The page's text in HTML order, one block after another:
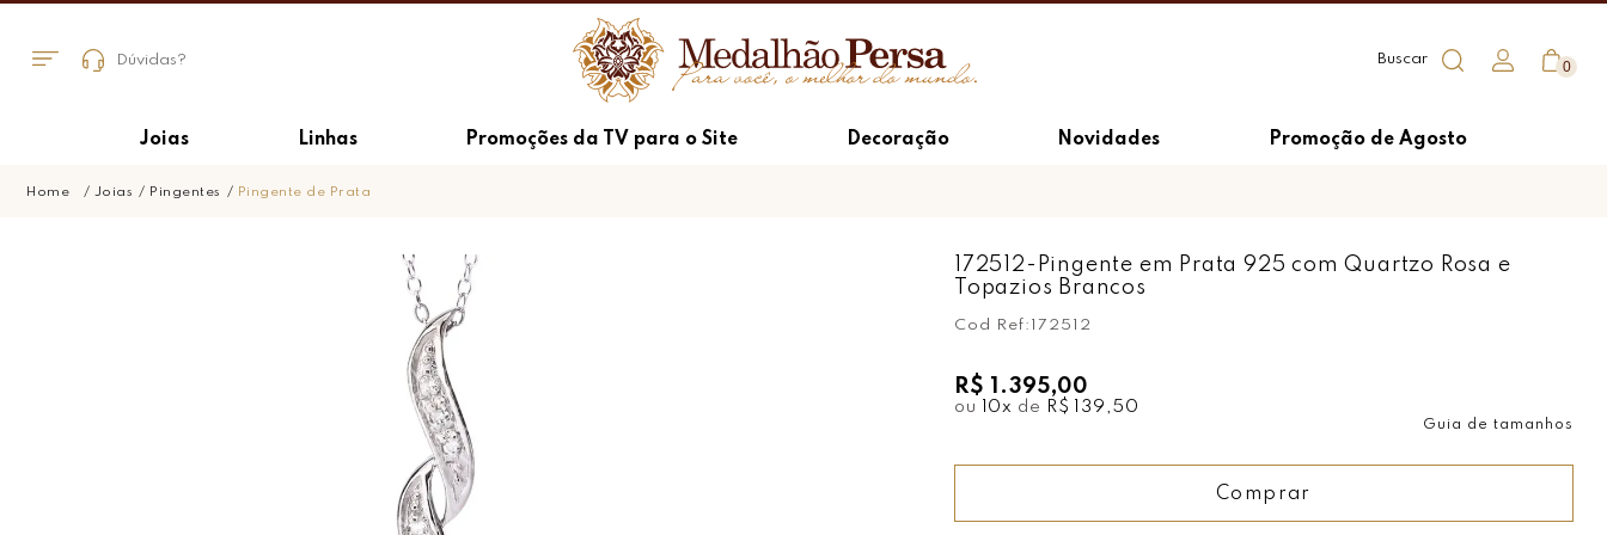
Dúvidas? 0
Joias Linhas Promoções da TV para o Site Decoração Novidades Promoção de Agosto
Joias Pingentes Pingente de Prata
172512-Pingente em Prata 925 com Quartzo Rosa e
Topazios Brancos
Cod Ref: 172512
R$ 1.395,00
ou 10x de R$ 139,50
Guia de tamanhos
Comprar